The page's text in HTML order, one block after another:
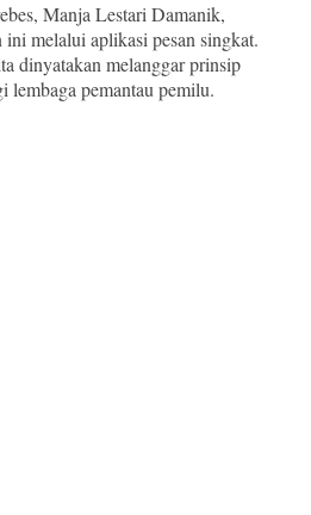
Manja Lestari Damanik,
melalui aplikasi pesan singkat.
dinyatakan melanggar prinsip
lembaga pemantau pemilu.